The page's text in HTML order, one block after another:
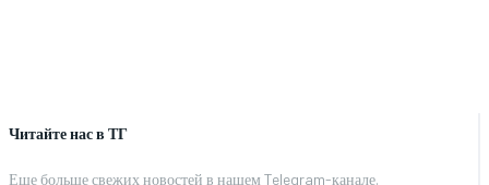
Читайте нас в ТГ
Еще больше свежих новостей в нашем Telegram-канале.